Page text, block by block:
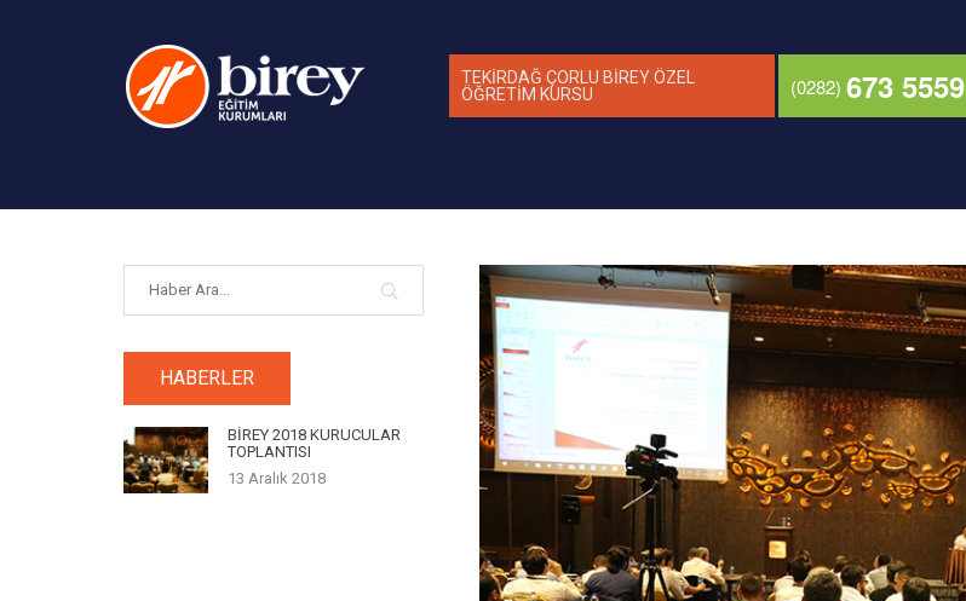
(0282) 673 5559
TEKİRDAĞ ÇORLU BİREY ÖZEL
ÖĞRETİM KURSU
HABERLER
BİREY 2018 KURUCULAR
TOPLANTISI
13 Aralık 2018